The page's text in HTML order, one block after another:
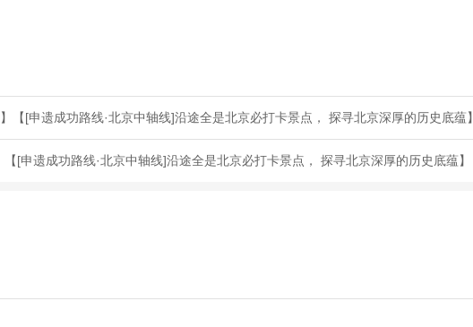
[申遗成功路线·北京中轴线]沿途全是北京必打卡景点， 探寻北京深厚的历史底蕴】
[申遗成功路线·北京中轴线]沿途全是北京必打卡景点， 探寻北京深厚的历史底蕴】